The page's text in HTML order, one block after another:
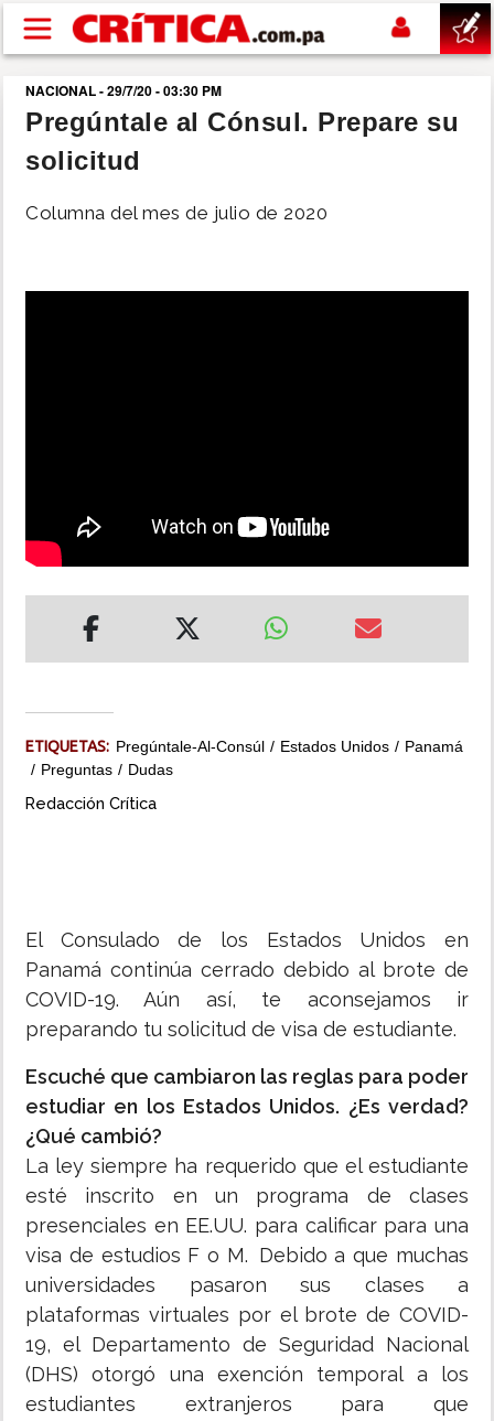
Pasar al contenido principal
buscar
SUCESOS
NACIONAL
INSÓLITAS
MULTIMEDIA
IMPRESO
NACIONAL - 29/7/20 - 03:30 PM
Pregúntale al Cónsul. Prepare su
solicitud
Columna del mes de julio de 2020
ETIQUETAS: Pregúntale-Al-Consúl Estados Unidos
Panamá
Preguntas
Dudas
Redacción Crítica
El Consulado de los Estados Unidos en
Panamá continúa cerrado debido al brote de
COVID-19. Aún así, te aconsejamos ir
preparando tu solicitud de visa de estudiante.
Escuché que cambiaron las reglas para poder
estudiar en los Estados Unidos. ¿Es verdad?
¿Qué cambió?
La ley siempre ha requerido que el estudiante
esté inscrito en un programa de clases
presenciales en EE.UU. para calificar para una
visa de estudios F o M. Debido a que muchas
universidades pasaron sus clases a
plataformas virtuales por el brote de COVID-
19, el Departamento de Seguridad Nacional
(DHS) otorgó una exención temporal a los
estudiantes extranjeros para que